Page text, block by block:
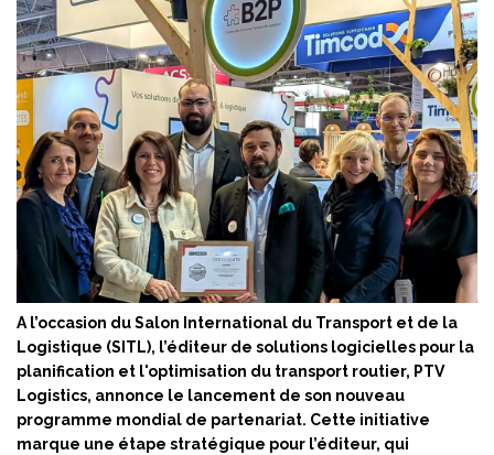
A l’occasion du Salon International du Transport et de la
Logistique (SITL), l’éditeur de solutions logicielles pour la
planification et l'optimisation du transport routier, PTV
Logistics, annonce le lancement de son nouveau
programme mondial de partenariat. Cette initiative
marque une étape stratégique pour l’éditeur, qui